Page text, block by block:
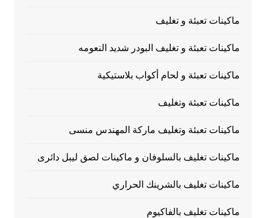
ماكينات تعبئة و تغليف
ماكينات تعبئة و تغليف البودر شديد النعومه
ماكينات تعبئة و لحام أكواب بلاستيكية
ماكينات تعبئة وتغليف
ماكينات تعبئة وتغليف ماركة المهندس منسى
ماكينات تغليف بالسلوفان و ماكينات لصق ليبل دائرى
ماكينات تغليف بالشرينك الحراري
ماكينات تغليف بالفاكيوم